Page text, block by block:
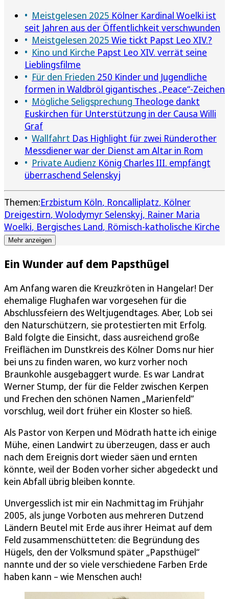
Meistgelesen 2025 Kölner Kardinal Woelki ist
seit Jahren aus der Öffentlichkeit verschwunden
Meistgelesen 2025 Wie tickt Papst Leo XIV.?
Kino und Kirche Papst Leo XIV. verrät seine
Lieblingsfilme
Für den Frieden 250 Kinder und Jugendliche
formen in Waldbröl gigantisches „Peace“-Zeichen
Mögliche Seligsprechung Theologe dankt
Euskirchen für Unterstützung in der Causa Willi
Graf
Wallfahrt Das Highlight für zwei Ründerother
Messdiener war der Dienst am Altar in Rom
Private Audienz König Charles III. empfängt
überraschend Selenskyj
Themen:Erzbistum Köln Roncalliplatz Kölner
Dreigestirn Wolodymyr Selenskyj Rainer Maria
Woelki Bergisches Land Römisch-katholische Kirche
Mehr anzeigen
Ein Wunder auf dem Papsthügel
Am Anfang waren die Kreuzkröten in Hangelar! Der
ehemalige Flughafen war vorgesehen für die
Abschlussfeiern des Weltjugendtages. Aber, Lob sei
den Naturschützern, sie protestierten mit Erfolg.
Bald folgte die Einsicht, dass ausreichend große
Freiflächen im Dunstkreis des Kölner Doms nur hier
bei uns zu finden waren, wo kurz vorher noch
Braunkohle ausgebaggert wurde. Es war Landrat
Werner Stump, der für die Felder zwischen Kerpen
und Frechen den schönen Namen „Marienfeld“
vorschlug, weil dort früher ein Kloster so hieß.
Als Pastor von Kerpen und Mödrath hatte ich einige
Mühe, einen Landwirt zu überzeugen, dass er auch
nach dem Ereignis dort wieder säen und ernten
könnte, weil der Boden vorher sicher abgedeckt und
kein Abfall übrig bleiben konnte.
Unvergesslich ist mir ein Nachmittag im Frühjahr
2005, als junge Vorboten aus mehreren Dutzend
Ländern Beutel mit Erde aus ihrer Heimat auf dem
Feld zusammenschütteten: die Begründung des
Hügels, den der Volksmund später „Papsthügel“
nannte und der so viele verschiedene Farben Erde
haben kann – wie Menschen auch!